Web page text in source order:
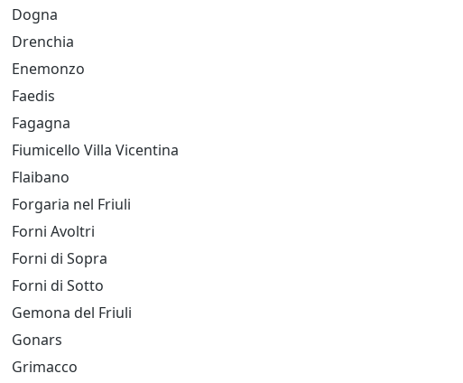
Dogna
Drenchia
Enemonzo
Faedis
Fagagna
Fiumicello Villa Vicentina
Flaibano
Forgaria nel Friuli
Forni Avoltri
Forni di Sopra
Forni di Sotto
Gemona del Friuli
Gonars
Grimacco